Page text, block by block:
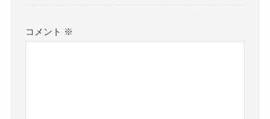
コメント ※